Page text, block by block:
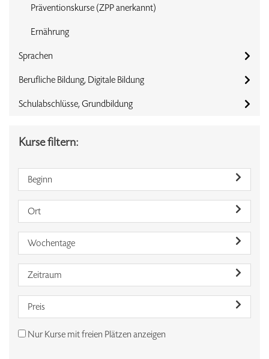
Präventionskurse (ZPP anerkannt)
Ernährung
Sprachen
Berufliche Bildung, Digitale Bildung
Schulabschlüsse, Grundbildung
Kurse filtern:
Beginn
Ort
Wochentage
Zeitraum
Preis
Nur Kurse mit freien Plätzen anzeigen